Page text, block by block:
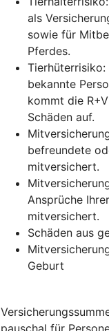
als
sowie für
Pferdes.
bekannte
kommt die
Schäden auf.
befreundete
mitversichert.
Ansprüche
mitversichert.
Schäden aus
Geburt
pauschal für